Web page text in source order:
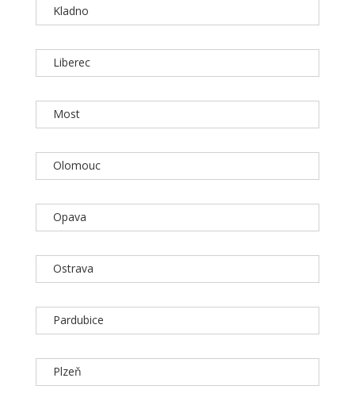
Kladno
Liberec
Most
Olomouc
Opava
Ostrava
Pardubice
Plzeň